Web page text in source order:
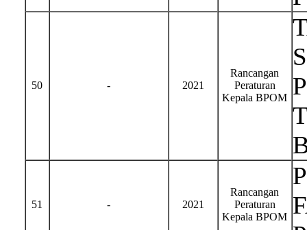
50 - 2021
Rancangan
Peraturan
Kepala BPOM
51 - 2021
Rancangan
Peraturan
Kepala BPOM